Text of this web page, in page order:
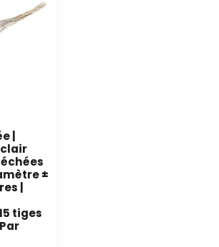
|
clair
±
|
tiges